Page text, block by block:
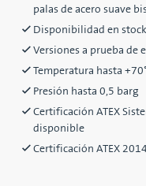
palas de acero suave
Disponibilidad en
Versiones a prueba de
Temperatura hasta
Presión hasta 0,5 barg
Certificación ATEX
disponible
Certificación ATEX